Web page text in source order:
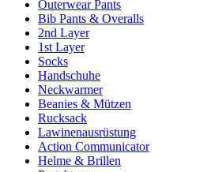
Outerwear Pants
Bib Pants & Overalls
2nd Layer
1st Layer
Socks
Handschuhe
Neckwarmer
Beanies & Mützen
Rucksack
Lawinenausrüstung
Action Communicator
Helme & Brillen